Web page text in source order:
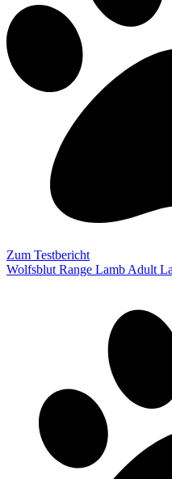
Zum Testbericht
Wolfsblut Range Lamb Adult